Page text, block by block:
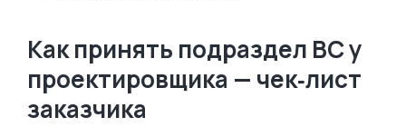
Как принять подраздел ВС у
проектировщика — чек‑лист
заказчика